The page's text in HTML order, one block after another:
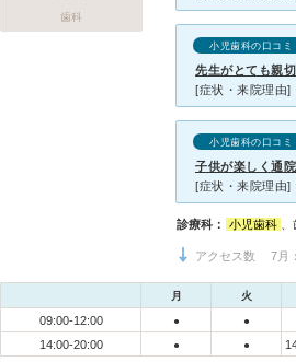
歯科
小児歯科の口コミ
先生がとても親切
小児歯科の口コミ
子供が楽しく通
診療科： 小児歯科
アクセス数 7月：
月 火
09:00-12:00 ● ●
14:00-20:00
● ●